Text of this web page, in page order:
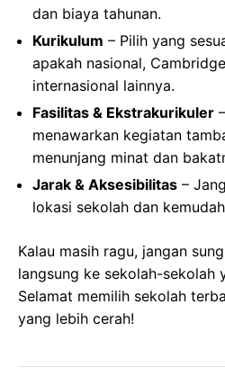
dan biaya tahunan.
Kurikulum – Pilih yang
apakah nasional,
internasional lainnya.
Fasilitas & Ekstrakurikuler
menawarkan kegiatan
menunjang minat dan
Jarak & Aksesibilitas –
lokasi sekolah dan
Kalau masih ragu, jangan
langsung ke sekolah-sekolah
Selamat memilih sekolah
yang lebih cerah!